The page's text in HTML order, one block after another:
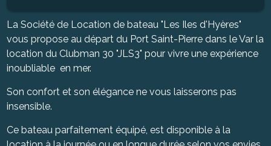
La Société de Location de bateau "Les Iles d'Hyères"
vous propose au départ du Port Saint-Pierre dans le Var la
location du Clubman 30 "JLS3" pour vivre une expérience
inoubliable en mer.
Son confort et son élégance ne vous laisserons pas
insensible.
Ce bateau parfaitement équipé, est disponible à la